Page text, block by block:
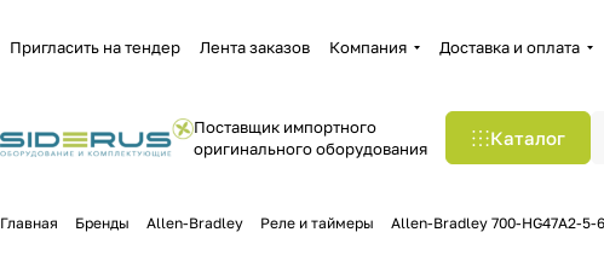
Пригласить на тендер Лента заказов Компания Доставка и оплата
Поставщик импортного
оригинального оборудования
Каталог
Главная Бренды Allen-Bradley Реле и таймеры Allen-Bradley 700-HG47A2-5-